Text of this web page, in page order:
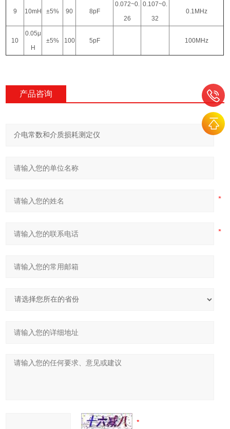
9 10mH ±5% 90 8pF
0.072~0.
26
0.107~0.
32
0.1MHz
10
0.05μ
H
±5% 100 5pF 100MHz
产品咨询